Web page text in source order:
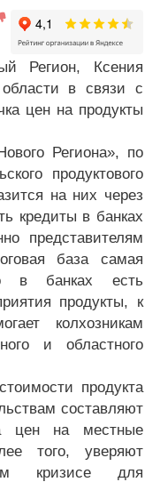
Регион, Ксения
в связи с
цен на продукты
Региона», по
продуктового
на них через
кредиты в банках
представителям
база самая
в банках есть
продукты, к
колхозникам
и областного
продукта
составляют
цен на местные
того, уверяют
кризисе для